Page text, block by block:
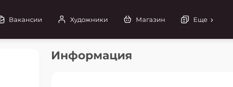
Вакансии Художники Магазин Еще
Информация